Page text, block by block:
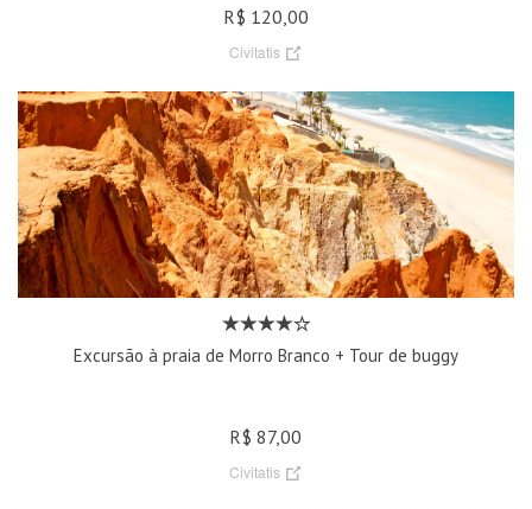
R$ 120,00
Civitatis
Excursão à praia de Morro Branco + Tour de buggy
R$ 87,00
Civitatis